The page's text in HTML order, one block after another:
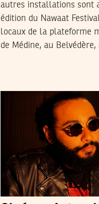
autres installations sont
édition du Nawaat
locaux de la plateforme
de Médine, au Belvédère,